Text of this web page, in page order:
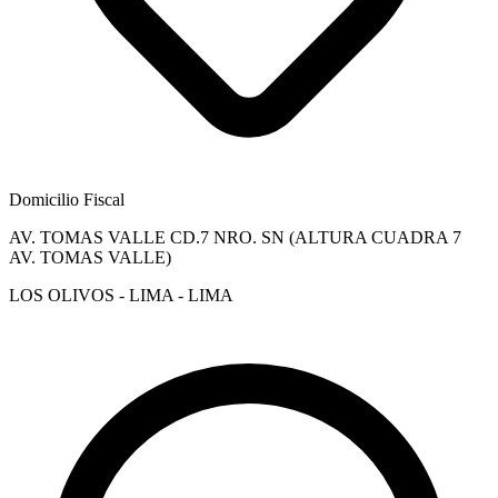
Domicilio Fiscal
AV. TOMAS VALLE CD.7 NRO. SN (ALTURA CUADRA 7
AV. TOMAS VALLE)
LOS OLIVOS - LIMA - LIMA